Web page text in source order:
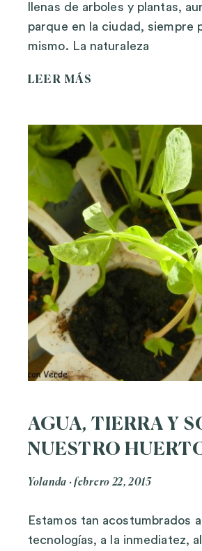
llenas de arboles y plantas,
parque en la ciudad, siempre
mismo. La naturaleza
LEER MÁS
AGUA, TIERRA Y
NUESTRO
Yolanda febrero 22, 2015
Estamos tan acostumbrados
tecnologías, a la inmediatez,